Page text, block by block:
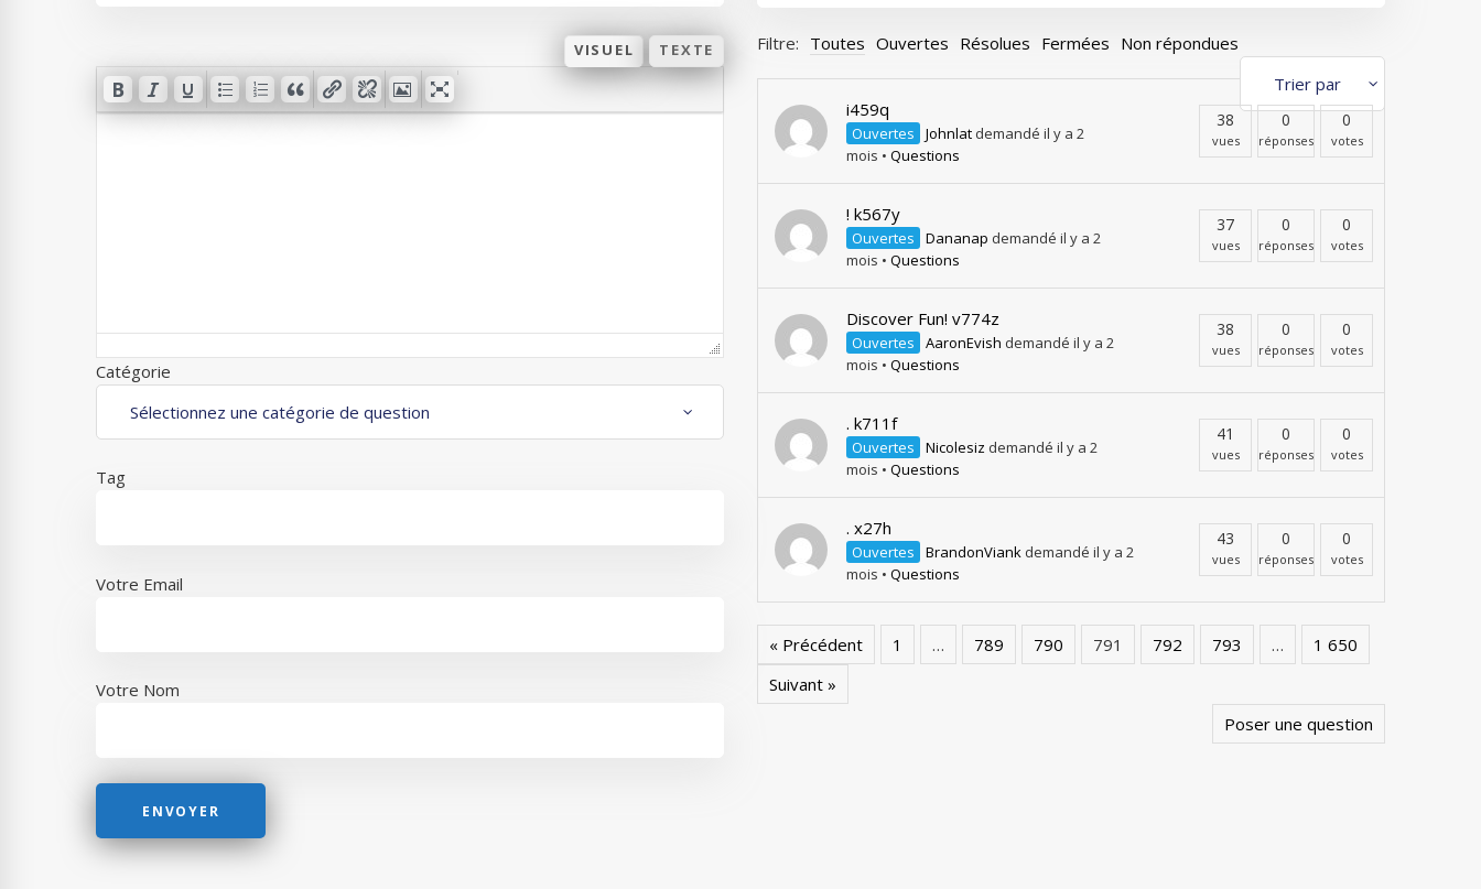
VISUEL TEXTE
Catégorie
Tag
Votre Email
Votre Nom
Filtre: Toutes Ouvertes Résolues Fermées Non répondues
i459q
Ouvertes Johnlat demandé il y a 2
mois • Questions
38
vues
0
réponses
0
votes
! k567y
Ouvertes Dananap demandé il y a 2
mois • Questions
37
vues
0
réponses
0
votes
Discover Fun! v774z
Ouvertes AaronEvish demandé il y a 2
mois • Questions
38
vues
0
réponses
0
votes
. k711f
Ouvertes Nicolesiz demandé il y a 2
mois • Questions
41
vues
0
réponses
0
votes
. x27h
Ouvertes BrandonViank demandé il y a 2
mois • Questions
43
vues
0
réponses
0
votes
« Précédent 1 … 789 790 791 792 793 …
1 650
Suivant »
Poser une question